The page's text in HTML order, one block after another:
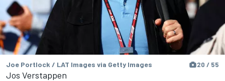
Joe Portlock / LAT Images via Getty Images 20 / 55
Jos Verstappen